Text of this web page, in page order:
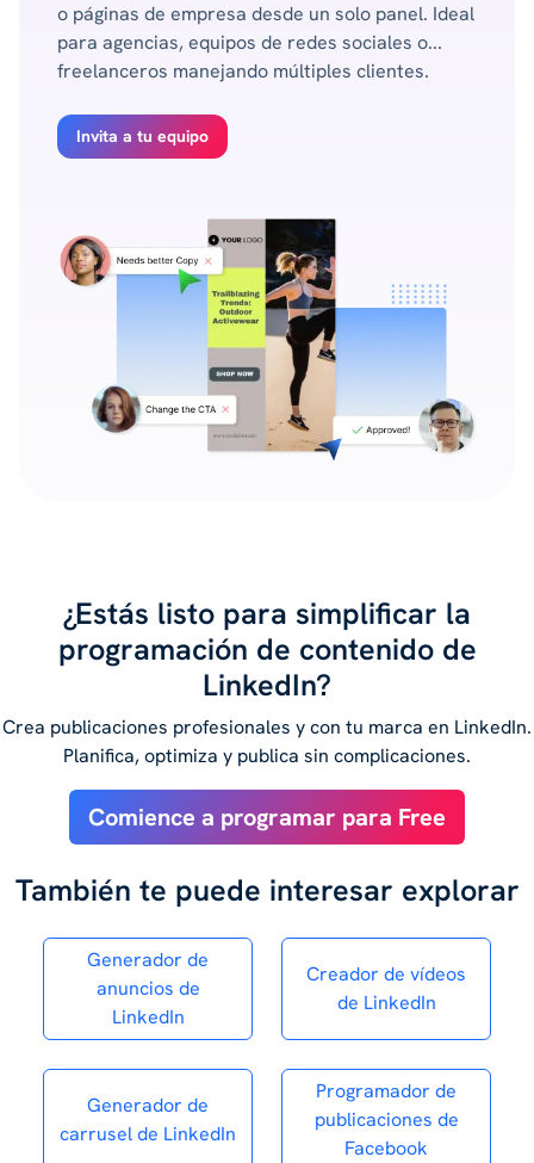
o páginas de empresa desde un solo panel. Ideal
para agencias, equipos de redes sociales o...
freelanceros manejando múltiples clientes.
Invita a tu equipo
¿Estás listo para simplificar la
programación de contenido de
LinkedIn?
Crea publicaciones profesionales y con tu marca en LinkedIn.
Planifica, optimiza y publica sin complicaciones.
Comience a programar para Free
También te puede interesar explorar
Generador de
anuncios de
LinkedIn
Creador de vídeos
de LinkedIn
Generador de
carrusel de LinkedIn
Programador de
publicaciones de
Facebook